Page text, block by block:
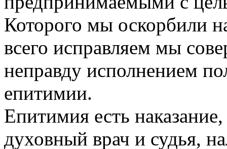
Которого мы оскорбили
всего исправляем мы
неправду исполнением
епитимии.
Епитимия есть
духовный врач и судья,